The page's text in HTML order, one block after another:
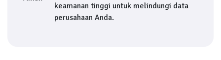
keamanan tinggi untuk melindungi data
perusahaan Anda.